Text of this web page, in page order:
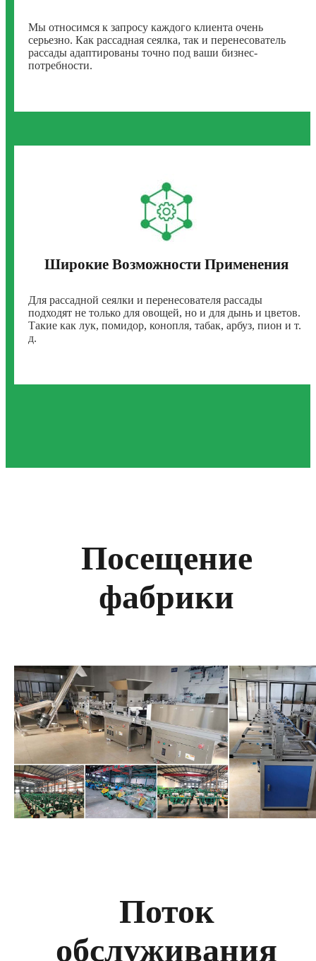
Мы относимся к запросу каждого клиента очень
серьезно. Как рассадная сеялка, так и перенесователь
рассады адаптированы точно под ваши бизнес-
потребности.
Широкие Возможности Применения
Для рассадной сеялки и перенесователя рассады
подходят не только для овощей, но и для дынь и цветов.
Такие как лук, помидор, конопля, табак, арбуз, пион и т.
д.
Посещение
фабрики
Поток
обслуживания